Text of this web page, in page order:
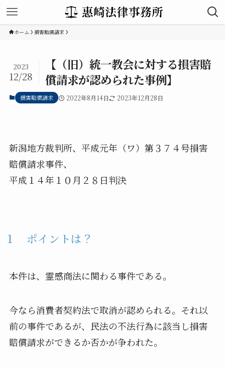
ホーム 損害賠償請求
【（旧）統一教会に対する損害賠
償請求が認められた事例】
2023
12/28
損害賠償請求 2022年8月14日 2023年12月28日
新潟地方裁判所、平成元年（ワ）第３７４号損害
賠償請求事件、
平成１４年１０月２８日判決
１ ポイントは？
本件は、霊感商法に関わる事件である。
今なら消費者契約法で取消が認められる。それ以
前の事件であるが、民法の不法行為に該当し損害
賠償請求ができるか否かが争われた。